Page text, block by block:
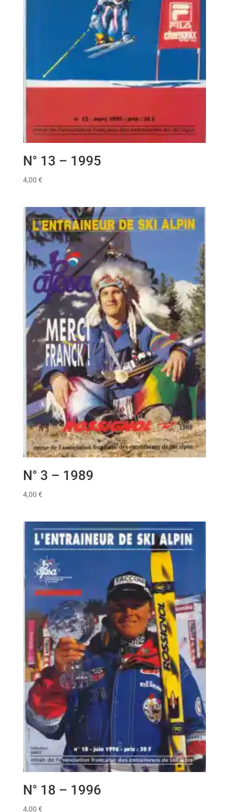
N° 13 – 1995
4,00 €
N° 3 – 1989
4,00 €
N° 18 – 1996
4,00 €